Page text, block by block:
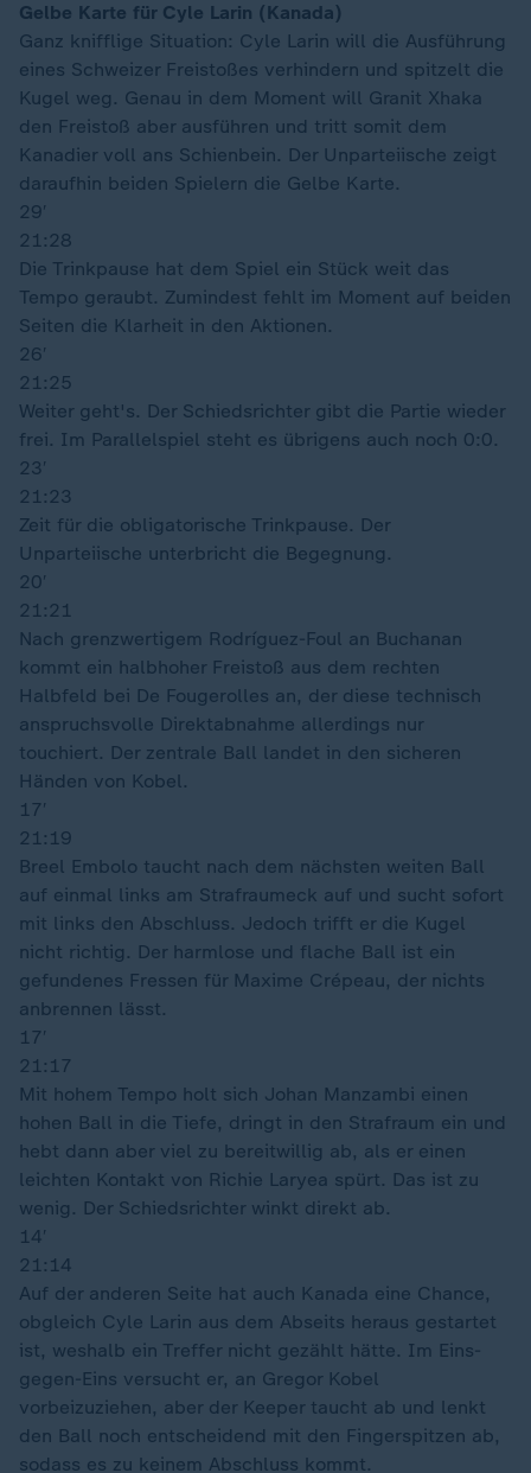
Gelbe Karte für Cyle Larin (Kanada)
Ganz knifflige Situation: Cyle Larin will die Ausführung
eines Schweizer Freistoßes verhindern und spitzelt die
Kugel weg. Genau in dem Moment will Granit Xhaka
den Freistoß aber ausführen und tritt somit dem
Kanadier voll ans Schienbein. Der Unparteiische zeigt
daraufhin beiden Spielern die Gelbe Karte.
29′
21:28
Die Trinkpause hat dem Spiel ein Stück weit das
Tempo geraubt. Zumindest fehlt im Moment auf beiden
Seiten die Klarheit in den Aktionen.
26′
21:25
Weiter geht's. Der Schiedsrichter gibt die Partie wieder
frei. Im Parallelspiel steht es übrigens auch noch 0:0.
23′
21:23
Zeit für die obligatorische Trinkpause. Der
Unparteiische unterbricht die Begegnung.
20′
21:21
Nach grenzwertigem Rodríguez-Foul an Buchanan
kommt ein halbhoher Freistoß aus dem rechten
Halbfeld bei De Fougerolles an, der diese technisch
anspruchsvolle Direktabnahme allerdings nur
touchiert. Der zentrale Ball landet in den sicheren
Händen von Kobel.
17′
21:19
Breel Embolo taucht nach dem nächsten weiten Ball
auf einmal links am Strafraumeck auf und sucht sofort
mit links den Abschluss. Jedoch trifft er die Kugel
nicht richtig. Der harmlose und flache Ball ist ein
gefundenes Fressen für Maxime Crépeau, der nichts
anbrennen lässt.
17′
21:17
Mit hohem Tempo holt sich Johan Manzambi einen
hohen Ball in die Tiefe, dringt in den Strafraum ein und
hebt dann aber viel zu bereitwillig ab, als er einen
leichten Kontakt von Richie Laryea spürt. Das ist zu
wenig. Der Schiedsrichter winkt direkt ab.
14′
21:14
Auf der anderen Seite hat auch Kanada eine Chance,
obgleich Cyle Larin aus dem Abseits heraus gestartet
ist, weshalb ein Treffer nicht gezählt hätte. Im Eins-
gegen-Eins versucht er, an Gregor Kobel
vorbeizuziehen, aber der Keeper taucht ab und lenkt
den Ball noch entscheidend mit den Fingerspitzen ab,
sodass es zu keinem Abschluss kommt.